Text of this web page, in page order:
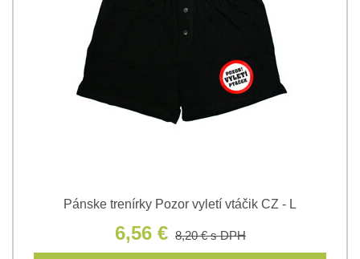
Pánske trenírky Pozor vyletí vtáčik CZ - L
6,56 € 8,20 €s DPH